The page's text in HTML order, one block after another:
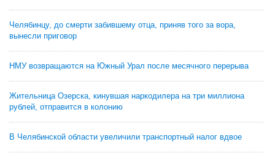
Челябинцу, до смерти забившему отца, приняв того за вора,
вынесли приговор
НМУ возвращаются на Южный Урал после месячного перерыва
Жительница Озерска, кинувшая наркодилера на три миллиона
рублей, отправится в колонию
В Челябинской области увеличили транспортный налог вдвое